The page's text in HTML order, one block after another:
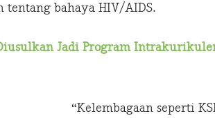
bahaya HIV/AIDS.
Jadi Program
“Kelembagaan seperti